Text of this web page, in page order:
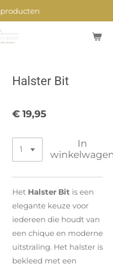
Halster Bit
€ 19,95
In
Het Halster Bit is een
elegante keuze voor
iedereen die houdt van
een chique en moderne
uitstraling. Het halster is
bekleed met een